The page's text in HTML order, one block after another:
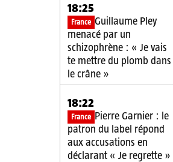
18:25
France Guillaume Pley
menacé par un
schizophrène : « Je vais
te mettre du plomb dans
le crâne »
18:22
France Pierre Garnier : le
patron du label répond
aux accusations en
déclarant « Je regrette »